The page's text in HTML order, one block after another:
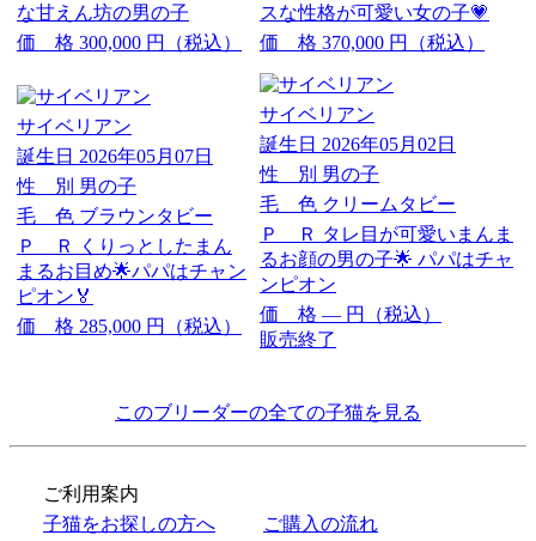
な甘えん坊の男の子
価 格 300,000 円（税込）
スな性格が可愛い女の子💗
価 格 370,000 円（税込）
サイベリアン
誕生日 2026年05月07日
性 別 男の子
毛 色 ブラウンタビー
Ｐ Ｒ
くりっとしたまん
まるお目め🌟パパはチャン
ピオン🏅
価 格 285,000 円（税込）
サイベリアン
誕生日 2026年05月02日
性 別 男の子
毛 色 クリームタビー
Ｐ Ｒ タレ目が可愛いまんま
るお顔の男の子🌟 パパはチャ
ンピオン
価 格 ― 円（税込）
販売終了
このブリーダーの全ての子猫を見る
ご利用案内
子猫をお探しの方へ
ご購入の流れ